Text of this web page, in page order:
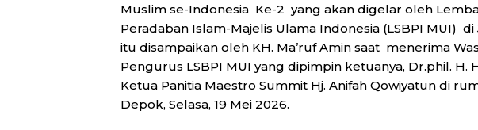
Muslim se-Indonesia Ke-2 yang akan digelar oleh
Peradaban Islam-Majelis Ulama Indonesia (LSBPI MUI) di
itu disampaikan oleh KH. Ma’ruf Amin saat menerima
Pengurus LSBPI MUI yang dipimpin ketuanya, Dr.phil. H.
Ketua Panitia Maestro Summit Hj. Anifah Qowiyatun di
Depok, Selasa, 19 Mei 2026.